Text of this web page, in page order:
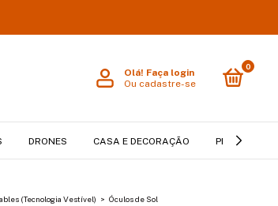
Olá! Faça login
Ou cadastre-se
0
DRONES CASA E DECORAÇÃO PET
(Tecnologia Vestível) > Óculos de Sol